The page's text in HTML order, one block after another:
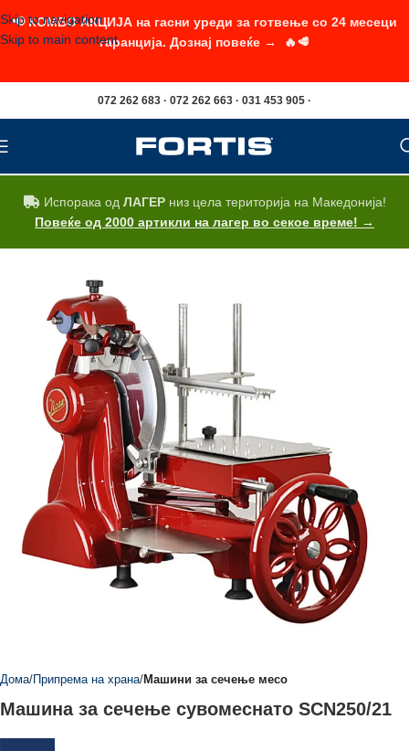
Skip to navigation
Skip to main content
072 262 683 · 072 262 663 · 031 453 905 ·
Испорака од ЛАГЕРниз цела територија на Македонија!
Повеќе од 2000 артикли на лагер во секое време! →
Дома Припрема на храна Машини за сечење месо
Машина за сечење сувомеснато SCN250/21
📢 КОМБО АКЦИЈА на гасни уреди за готвење со 24 месеци
гаранција. Дознај повеќе → 🔥🥩